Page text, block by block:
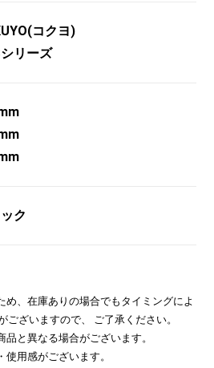
コクヨ)
リーズ
ク
め、在庫ありの場合でもタイミングによ
ございますので、 ご了承ください。
と異なる場合がございます。
用感がございます。